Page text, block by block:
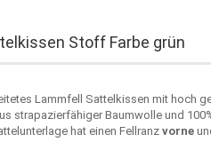
Stoff Farbe grün
Lammfell Sattelkissen mit hoch
strapazierfähiger Baumwolle und
hat einen Fellranz vorne